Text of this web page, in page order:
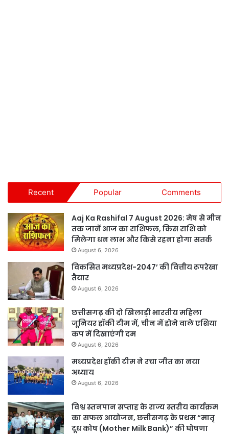
Recent Popular Comments
Aaj Ka Rashifal 7 August 2026: मेष से मीन
तक जानें आज का राशिफल, किस राशि को
मिलेगा धन लाभ और किसे रहना होगा सतर्क
August 6, 2026
विकसित मध्यप्रदेश-2047’ की वित्तीय रूपरेखा
तैयार
August 6, 2026
छत्तीसगढ़ की दो खिलाड़ी भारतीय महिला
जूनियर हॉकी टीम में, चीन में होने वाले एशिया
कप में दिखाएंगी दम
August 6, 2026
मध्यप्रदेश हॉकी टीम ने रचा जीत का नया
अध्याय
August 6, 2026
विश्व स्तनपान सप्ताह के राज्य स्तरीय कार्यक्रम
का सफल आयोजन, छत्तीसगढ़ के प्रथम “मातृ
दूध कोष (Mother Milk Bank)” की घोषणा